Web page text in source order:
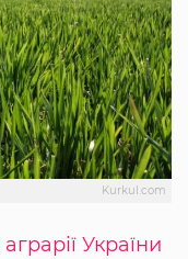
Kurkul.com
аграрії України